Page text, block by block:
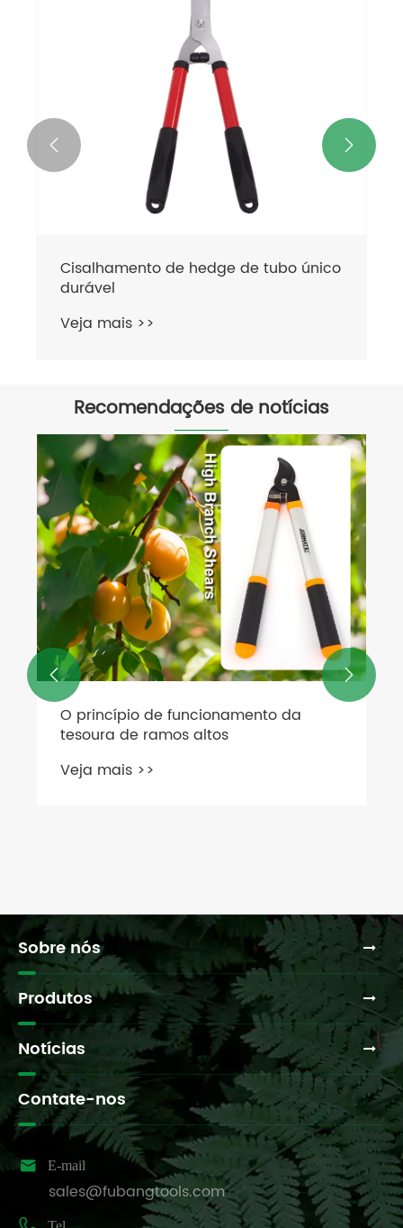
Cisalhamento telescópico de hedge
de tubo de alumínio
Veja mais >>
 
Recomendações de notícias
Qual é a diferença entre tesouras de
poda e podadores?
Veja mais >>
 
Sobre nós
Produtos
Notícias
Contate-nos
 E-mail
sales@fubangtools.com